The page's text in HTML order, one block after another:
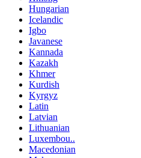
Hungarian
Icelandic
Igbo
Javanese
Kannada
Kazakh
Khmer
Kurdish
Kyrgyz
Latin
Latvian
Lithuanian
Luxembou..
Macedonian